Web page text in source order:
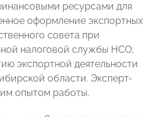
ресурсами для
оформление экспортных
совета при
налоговой службы НСО;
экспортной деятельности
области. Эксперт-
опытом работы.